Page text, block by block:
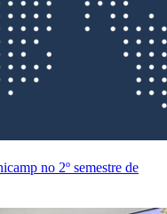
no 2º semestre de